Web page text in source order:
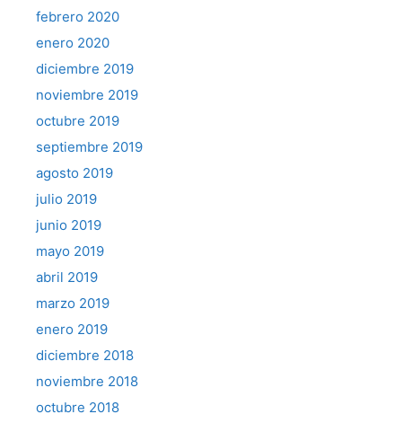
febrero 2020
enero 2020
diciembre 2019
noviembre 2019
octubre 2019
septiembre 2019
agosto 2019
julio 2019
junio 2019
mayo 2019
abril 2019
marzo 2019
enero 2019
diciembre 2018
noviembre 2018
octubre 2018